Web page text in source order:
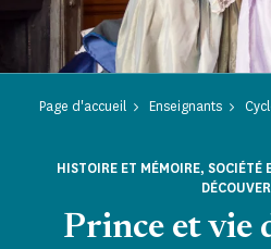
Page d'accueil Enseignants
Prince et vie
HISTOIRE ET MÉMOIRE, SOCIÉTÉ